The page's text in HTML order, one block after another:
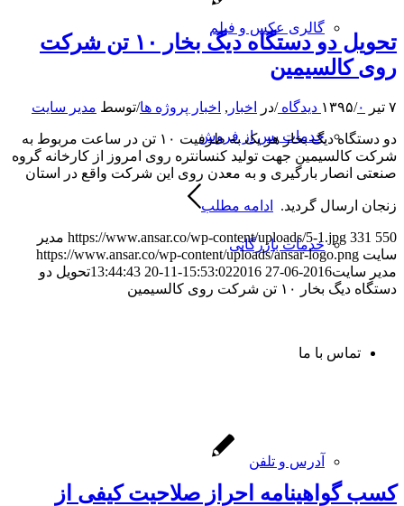
گالری عکس و فیلم
خدمات پس از فروش
خدمات بازرگانی
تماس با ما
آدرس و تلفن
تحویل دو دستگاه دیگ بخار ۱۰ تن شرکت
روی کالسیمین
۷ تیر ۱۳۹۵ /۰ دیدگاه /در اخبار , اخبار پروژه ها/توسط مدیر سایت
دو دستگاه دیگ بخار هر یک به ظرفیت ۱۰ تن در ساعت مربوط به
شرکت کالسیمین جهت تولید کنسانتره روی امروز از کارخانه گروه
صنعتی انصار بارگیری و به معدن روی این شرکت واقع در استان
زنجان ارسال گردید. ادامه مطلب
https://www.ansar.co/wp-content/uploads/5-1.jpg 331 550
مدیر
سایت https://www.ansar.co/wp-content/uploads/ansar-logo.png
مدیر سایت2016-06-27 15:53:02
2016-11-20 13:44:43
تحویل دو
دستگاه دیگ بخار ۱۰ تن شرکت روی کالسیمین
کسب گواهینامه احراز صلاحیت کیفی از